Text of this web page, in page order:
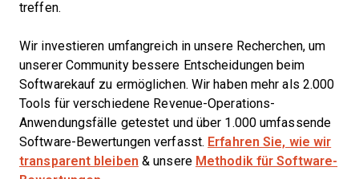
treffen.
Wir investieren umfangreich in unsere Recherchen, um
unserer Community bessere Entscheidungen beim
Softwarekauf zu ermöglichen. Wir haben mehr als 2.000
Tools für verschiedene Revenue-Operations-
Anwendungsfälle getestet und über 1.000 umfassende
Software-Bewertungen verfasst. Erfahren Sie, wie wir
transparent bleiben & unsere Methodik für Software-